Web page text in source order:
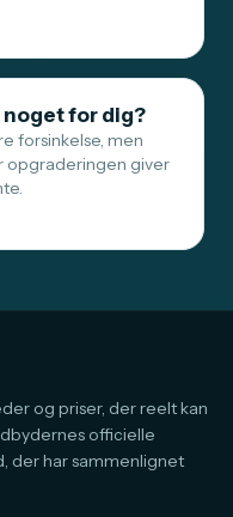
noget for dig?
forsinkelse, men
opgraderingen giver
og priser, der reelt kan
officielle
der har sammenlignet